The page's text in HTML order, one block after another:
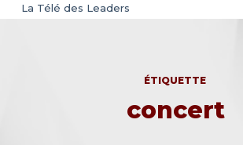
La Télé des Leaders
ÉTIQUETTE
concert